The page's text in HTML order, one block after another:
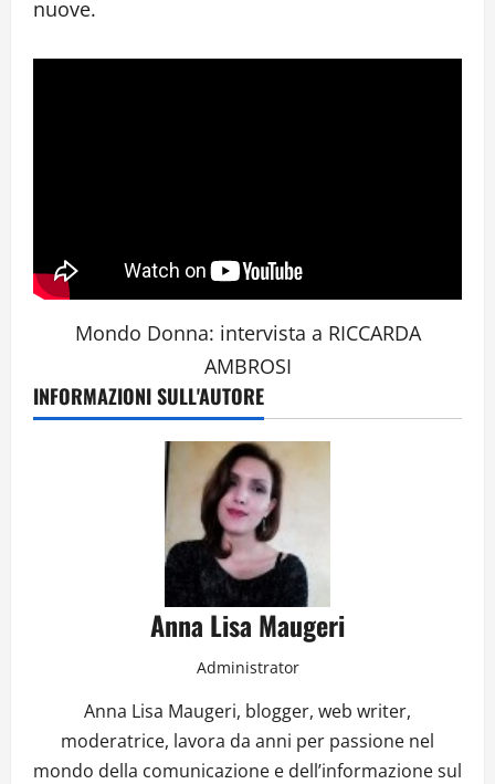
nuove.
Mondo Donna: intervista a RICCARDA
AMBROSI
INFORMAZIONI SULL'AUTORE
Anna Lisa Maugeri
Administrator
Anna Lisa Maugeri, blogger, web writer,
moderatrice, lavora da anni per passione nel
mondo della comunicazione e dell’informazione sul